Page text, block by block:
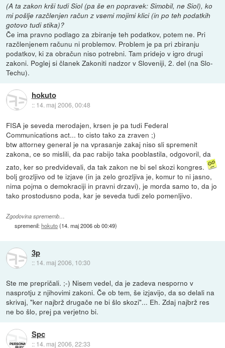
(A ta zakon krši tudi Siol (pa še en popravek: Simobil, ne Siol), ko
mi pošlje razčlenjen račun z vsemi mojimi klici (in po teh podatkih
gotovo tudi stika)?
Če ima pravno podlago za zbiranje teh podatkov, potem ne. Pri
razčlenjenem računu ni problemov. Problem je pa pri zbiranju
podatkov, ki za obračun niso potrebni. Tam pridejo v igro drugi
zakoni. Poglej si članek Zakoniti nadzor v Sloveniji, 2. del (na Slo-
Techu).
hokuto
:: 14. maj 2006, 00:48
FISA je seveda merodajen, krsen je pa tudi Federal
Communications act... to cisto tako za zraven ;)
btw attorney general je na vprasanje zakaj niso sli spremenit
zakona, ce so mislili, da pac rabijo taka pooblastila, odgovoril, da
zato, ker so predvidevali, da tak zakon ne bi sel skozi kongres.
bolj grozljivo od te izjave (in ja zelo grozljiva je, komur to ni jasno,
nima pojma o demokraciji in pravni drzavi), je morda samo to, da jo
tako prostodusno poda, kar je seveda tudi zelo pomenljivo.
Zgodovina sprememb…
spremenil:hokuto(14. maj 2006 ob 00:49)
3p
:: 14. maj 2006, 10:30
Ste me prepričali. ;-) Nisem vedel, da je zadeva nesporno v
nasprotju z njihovimi zakoni. Če ob tem, še izjavijo, da so delali na
skrivaj, "ker najbrž drugače ne bi šlo skozi"... Eh. Zdaj najbrž res
ne bo šlo, prej pa verjetno bi.
Spc
:: 14. maj 2006, 22:33